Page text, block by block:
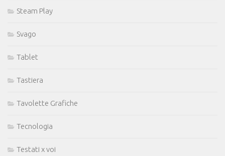
Steam Play
Svago
Tablet
Tastiera
Tavolette Grafiche
Tecnologia
Testati x voi